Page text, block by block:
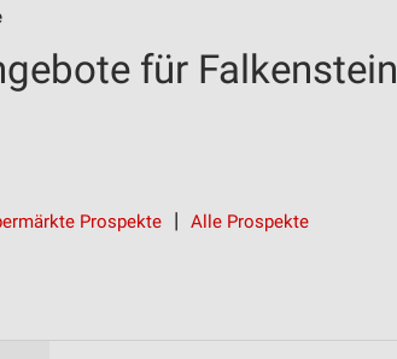
für Falkenstein
Prospekte Alle Prospekte